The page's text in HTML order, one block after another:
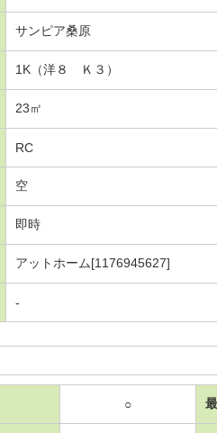
サンピア桑原
1K（洋８ Ｋ３）
23㎡
RC
空
即時
アットホーム[1176945627]
-
○